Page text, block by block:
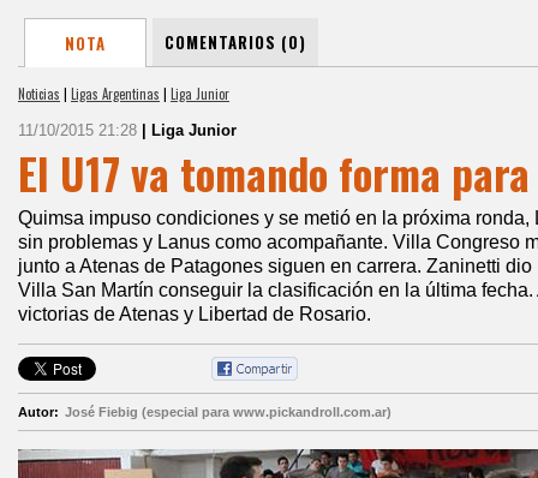
NOTA COMENTARIOS (0)
Noticias | Ligas Argentinas | Liga Junior
11/10/2015 21:28 | Liga Junior
El U17 va tomando forma
Quimsa impuso condiciones y se metió en la próxima
sin problemas y Lanus como acompañante. Villa Congreso
junto a Atenas de Patagones siguen en carrera. Zaninetti
Villa San Martín conseguir la clasificación en la última
victorias de Atenas y Libertad de Rosario.
Autor: José Fiebig (especial para www.pickandroll.com.ar)